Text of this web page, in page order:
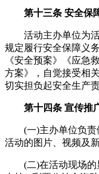
第十三条 安全保
活动主办单位为活
规定履行安全保障义
《安全预案》《应急
方案》，自觉接受相
切实担负起安全生产
第十四条 宣传推
(一)主办单位负责
活动的图片、视频及
(二)在活动现场的